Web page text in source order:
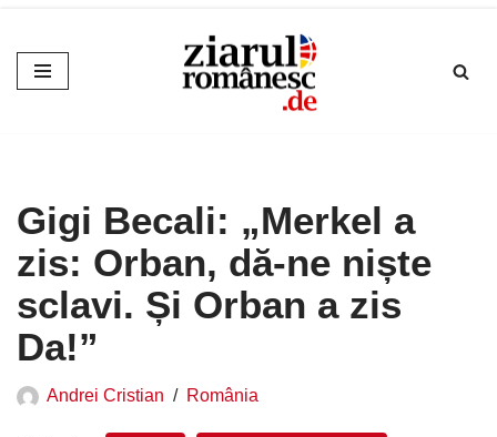
Sari
la
Gigi Becali: „Merkel a
zis: Orban, dă-ne niște
sclavi. Și Orban a zis
Da!”
Andrei Cristian România